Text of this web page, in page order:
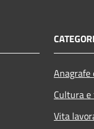
Cultura
Vita